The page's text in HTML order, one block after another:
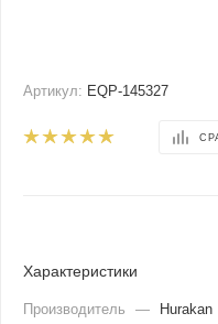
Артикул: EQP-145327
Характеристики
Производитель —
Hurakan